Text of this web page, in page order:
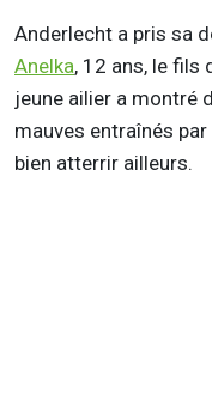
Anderlecht a pris sa
Anelka, 12 ans, le fils
jeune ailier a montré
mauves entraînés
bien atterrir ailleurs.